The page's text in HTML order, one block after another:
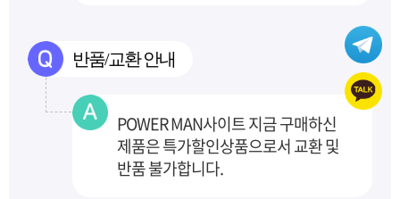
반품/교환 안내
POWER MAN사이트 지금 구매하신
제품은 특가할인상품으로서 교환 및
반품 불가합니다.